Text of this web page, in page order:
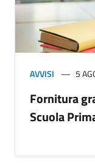
AVVISI 5
Fornitura
Scuola